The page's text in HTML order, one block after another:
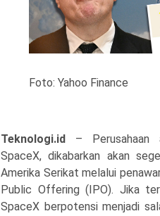
Foto: Yahoo Finance
Teknologi.id – Perusahaan
SpaceX, dikabarkan akan
Amerika Serikat melalui
Public Offering (IPO). Jika
SpaceX berpotensi menjadi